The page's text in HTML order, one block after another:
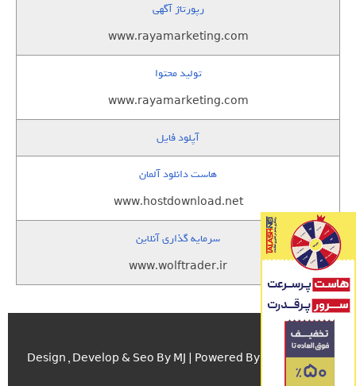
رپورتاژ آگهی
www.rayamarketing.com
تولید محتوا
www.rayamarketing.com
آپلود فایل
هاست دانلود آلمان
www.hostdownload.net
سرمایه گذاری آنلاین
www.wolftrader.ir
Design , Develop & Seo By MJ | Powered By اسکریپت.com